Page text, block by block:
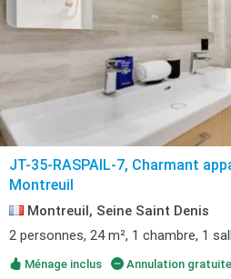
JT-35-RASPAIL-7, Charmant
Montreuil
Montreuil, Seine Saint Denis
2 personnes, 24 m², 1 chambre, 1
Ménage inclus Annulation